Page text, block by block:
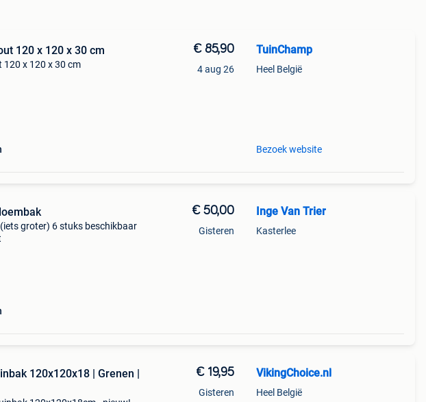
120 x 120 x 30 cm
x 120 x 30 cm
€ 85,90
4 aug 26
TuinChamp
Heel België
Bezoek website
groter) 6 stuks beschikbaar
€ 50,00
Gisteren
Inge Van Trier
Kasterlee
120x120x18 | Grenen |
€ 19,95
Gisteren
VikingChoice.nl
Heel België